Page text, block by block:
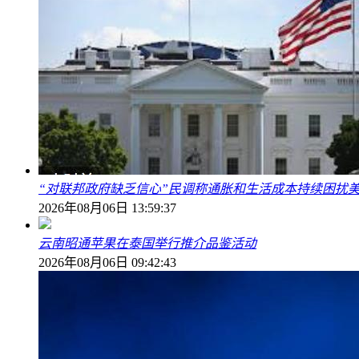
“对联邦政府缺乏信心”民调称通胀和生活成本持续困扰
2026年08月06日 13:59:37
云南昭通苹果在泰国举行推介品鉴活动
2026年08月06日 09:42:43